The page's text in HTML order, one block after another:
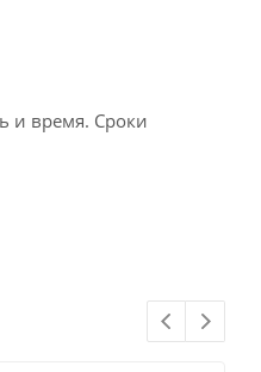
и время. Сроки